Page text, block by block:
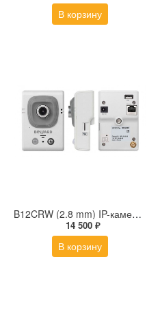
В корзину
B12CRW (2.8 mm) IP-камера 1Мп миниатюрная кубическая беспроводная с фиксированным объективом 2.8 мм PIR-датчиком и микрофоном
14 500 ₽
В корзину